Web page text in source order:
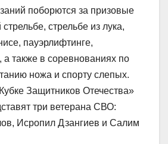
поборются за призовые
стрельбе из лука,
пауэрлифтинге,
а также в соревнованиях по
ножа и спорту слепых.
Защитников Отечества»
три ветерана СВО:
Исропил Дзангиев и Салим